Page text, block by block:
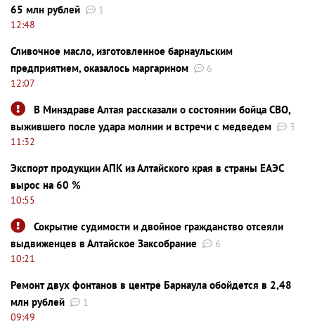
65 млн рублей
1
12:48
Сливочное масло, изготовленное барнаульским
предприятием, оказалось маргарином
6
12:07
В Минздраве Алтая рассказали о состоянии бойца СВО,
выжившего после удара молнии и встречи с медведем
3
11:32
Экспорт продукции АПК из Алтайского края в страны ЕАЭС
вырос на 60 %
10:55
Сокрытие судимости и двойное гражданство отсеяли
выдвиженцев в Алтайское Заксобрание
6
10:21
Ремонт двух фонтанов в центре Барнаула обойдется в 2,48
млн рублей
1
09:49